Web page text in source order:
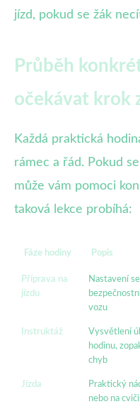
jízd, pokud se žák
Průběh
očekávat krok
Každá praktická
rámec a řád. Pokud
může vám pomoci
taková lekce probíhá:
Fáze hodiny Popis
Příprava na
jízdu
Nastavení
vozu
Instruktáž
Vysvětlení
hodinu,
chyb
Jízda
Praktický
nebo na